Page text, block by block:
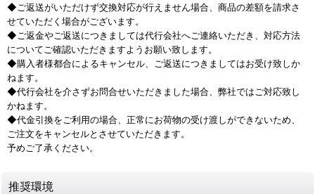
◆ご返送がいただけず交換対応が行えません場合、商品の差額を請求さ
せていただく場合がございます。
◆ご返金やご返送につきましては代行会社へご連絡いただき、対応方法
についてご確認いただきますようお願い致します。
◆購入者様都合によるキャンセル、ご返送につきましてはお受け致しか
ねます。
◆代行会社を介さずお問合せいただきました場合、弊社ではご対応致し
かねます。
◆代金引換をご利用の場合、正常にお荷物の受け渡しができないため、
ご注文をキャンセルとさせていただきます。
予めご了承ください。
推奨環境